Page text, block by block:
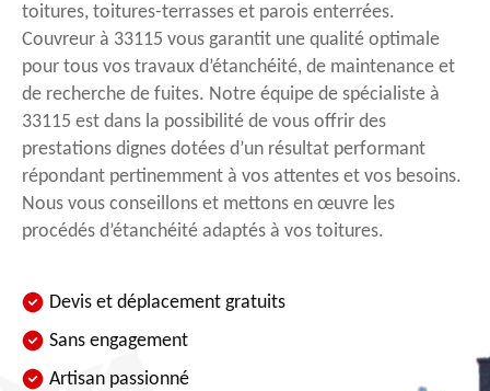
toitures, toitures-terrasses et parois enterrées.
Couvreur à 33115 vous garantit une qualité optimale
pour tous vos travaux d’étanchéité, de maintenance et
de recherche de fuites. Notre équipe de spécialiste à
33115 est dans la possibilité de vous offrir des
prestations dignes dotées d’un résultat performant
répondant pertinemment à vos attentes et vos besoins.
Nous vous conseillons et mettons en œuvre les
procédés d’étanchéité adaptés à vos toitures.
Devis et déplacement gratuits
Sans engagement
Artisan passionné